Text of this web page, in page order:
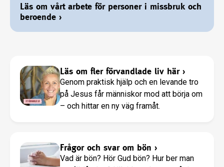
Läs om vårt arbete för personer i missbruk och
beroende ›
Läs om fler förvandlade liv här›
Genom praktisk hjälp och en levande tro
på Jesus får människor mod att börja om
– och hittar en ny väg framåt.
Frågor och svar om bön ›
Vad är bön? Hör Gud bön? Hur ber man